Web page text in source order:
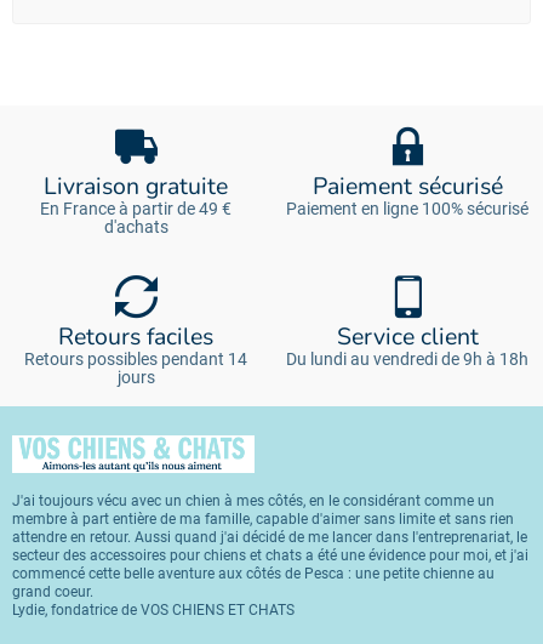
Livraison gratuite
En France à partir de 49 €
d'achats
Paiement sécurisé
Paiement en ligne 100% sécurisé
Retours faciles
Retours possibles pendant 14
jours
Service client
Du lundi au vendredi de 9h à 18h
J'ai toujours vécu avec un chien à mes côtés, en le considérant comme un
membre à part entière de ma famille, capable d'aimer sans limite et sans rien
attendre en retour. Aussi quand j'ai décidé de me lancer dans l'entreprenariat, le
secteur des accessoires pour chiens et chats a été une évidence pour moi, et j'ai
commencé cette belle aventure aux côtés de Pesca : une petite chienne au
grand coeur.
Lydie, fondatrice de VOS CHIENS ET CHATS